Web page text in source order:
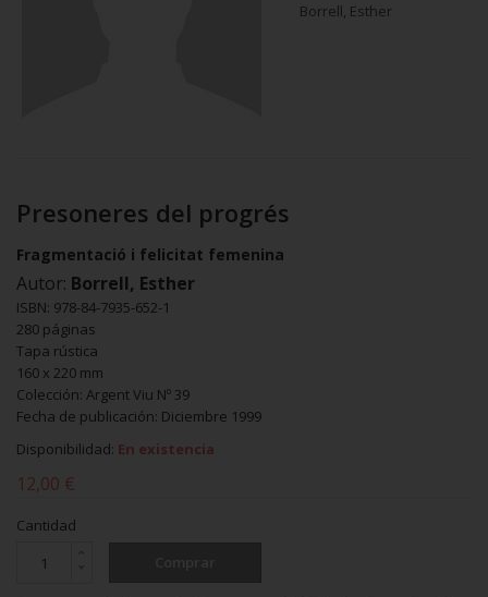
Borrell, Esther
Presoneres del progrés
Fragmentació i felicitat femenina
Autor: Borrell, Esther
ISBN: 978-84-7935-652-1
280 páginas
Tapa rústica
160 x 220 mm
Colección: Argent Viu Nº 39
Fecha de publicación: Diciembre 1999
Disponibilidad: En existencia
12,00 €
Cantidad